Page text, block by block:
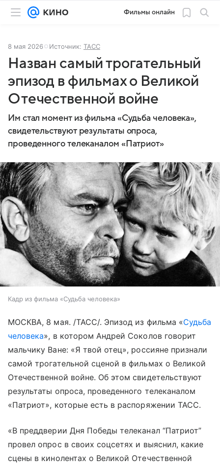
Фильмы онлайн
8 мая 2026 Источник: ТАСС
Назван самый трогательный
эпизод в фильмах о Великой
Отечественной войне
Им стал момент из фильма «Судьба человека»,
свидетельствуют результаты опроса,
проведенного телеканалом «Патриот»
Кадр из фильма «Судьба человека»
МОСКВА, 8 мая. /ТАСС/. Эпизод из фильма «Судьба
человека», в котором Андрей Соколов говорит
мальчику Ване: «Я твой отец», россияне признали
самой трогательной сценой в фильмах о Великой
Отечественной войне. Об этом свидетельствуют
результаты опроса, проведенного телеканалом
«Патриот», которые есть в распоряжении ТАСС.
«В преддверии Дня Победы телеканал “Патриот”
провел опрос в своих соцсетях и выяснил, какие
сцены в кинолентах о Великой Отечественной